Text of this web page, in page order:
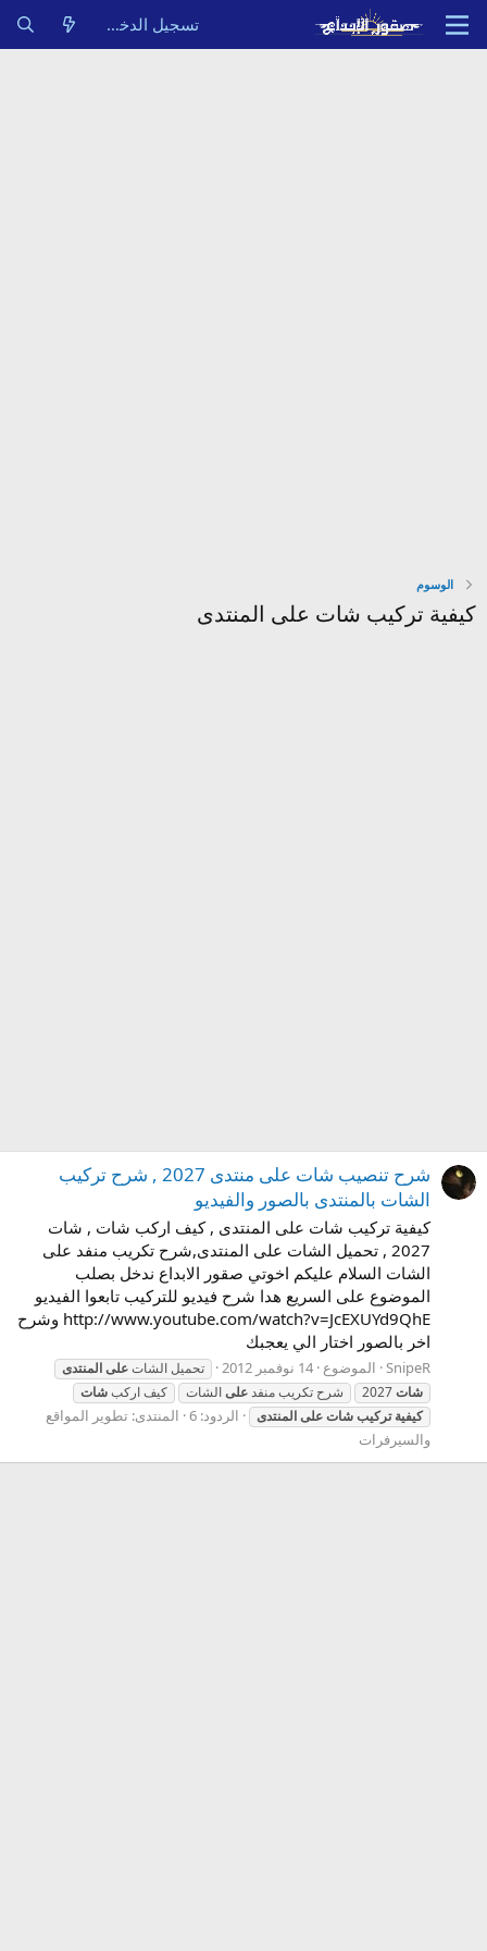
تسجيل الدخول
الوسوم
كيفية تركيب شات على المنتدى
شرح تنصيب شات على منتدى 2027 , شرح تركيب
الشات بالمنتدى بالصور والفيديو
كيفية تركيب شات على المنتدى , كيف اركب شات , شات
2027 , تحميل الشات على المنتدى,شرح تكريب منفد على
الشات السلام عليكم اخوتي صقور الابداع ندخل بصلب
الموضوع على السريع هدا شرح فيديو للتركيب تابعوا الفيديو
http://www.youtube.com/watch?v=JcEXUYd9QhE وشرح
اخر بالصور اختار الي يعجبك
SnipeR الموضوع 14 نوفمبر 2012 تحميل الشاتعلىالمنتدى
شات
شرح تكريب منفدعلىالشات كيف اركبشات
كيفية تركيبشاتعلىالمنتدى الردود: 6 المنتدى: تطوير المواقع
والسيرفرات